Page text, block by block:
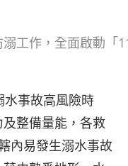
工作，全面啟動「
水事故高風險時
整備量能，各救
內易發生溺水事故